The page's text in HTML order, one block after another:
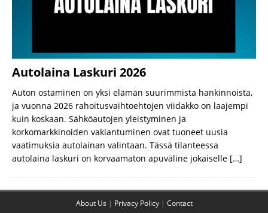
Autolaina Laskuri 2026
Auton ostaminen on yksi elämän suurimmista hankinnoista,
ja vuonna 2026 rahoitusvaihtoehtojen viidakko on laajempi
kuin koskaan. Sähköautojen yleistyminen ja
korkomarkkinoiden vakiantuminen ovat tuoneet uusia
vaatimuksia autolainan valintaan. Tässä tilanteessa
autolaina laskuri on korvaamaton apuväline jokaiselle […]
About Us | Privacy Policy| Contact